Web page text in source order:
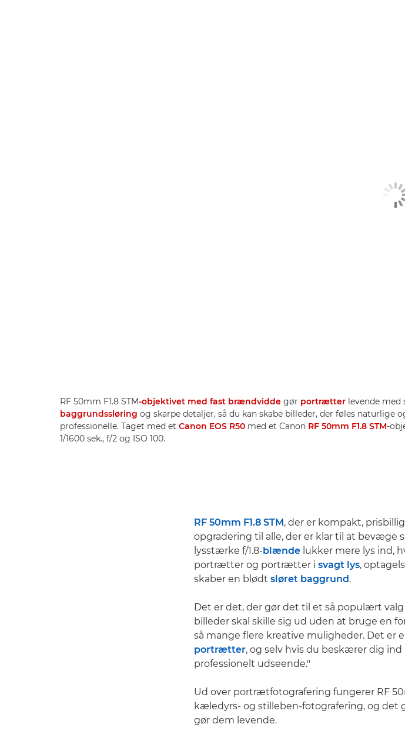
RF 50mm F1.8 STM-objektivet med fast brændvidde gør portrætter levende med
baggrundssløring og skarpe detaljer, så du kan skabe billeder, der føles naturlige
professionelle. Taget med et Canon EOS R50 med et Canon RF 50mm F1.8 STM-
1/1600 sek., f/2 og ISO 100.
RF 50mm F1.8 STM, der er kompakt,
opgradering til alle, der er klar til at bevæge
lysstærke f/1.8-blænde lukker mere lys ind,
portrætter og portrætter i svagt lys,
skaber en blødt sløret baggrund.
Det er det, der gør det til et så populært
billeder skal skille sig ud uden at bruge en
så mange flere kreative muligheder. Det er
portrætter, og selv hvis du beskærer dig
professionelt udseende."
Ud over portrætfotografering fungerer RF
kæledyrs- og stilleben-fotografering, og det
gør dem levende.